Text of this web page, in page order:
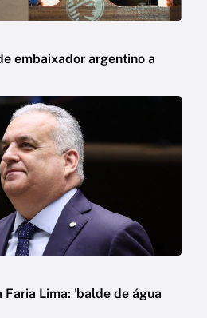
embaixador argentino a
Lima: 'balde de água